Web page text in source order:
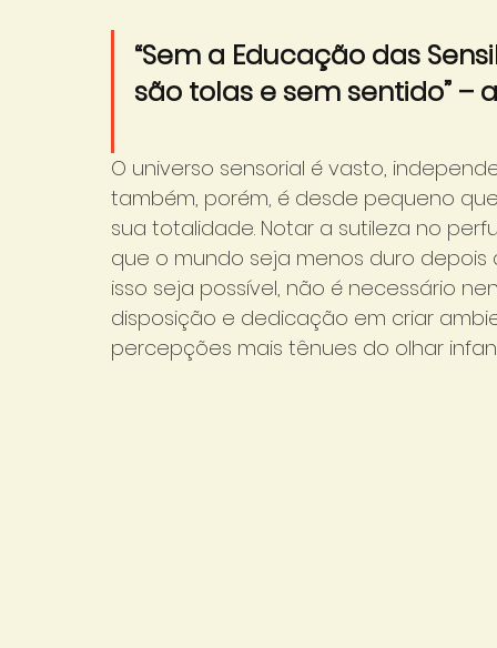
“Sem a Educação das
são tolas e sem sentido” –
O universo sensorial é vasto,
também, porém, é desde pequeno
sua totalidade. Notar a sutileza no
que o mundo seja menos duro
isso seja possível, não é necessário
disposição e dedicação em criar
percepções mais tênues do olhar